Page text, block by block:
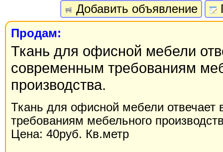
Добавить объявление
Продам:
Ткань для офисной мебели
современным требованиям
производства.
Ткань для офисной мебели
требованиям мебельного
Цена: 40руб. Кв.метр